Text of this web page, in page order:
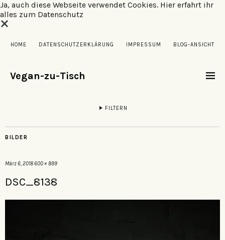
Ja, auch diese Webseite verwendet Cookies. Hier erfahrt ihr
alles zum Datenschutz
HOME DATENSCHUTZERKLÄRUNG IMPRESSUM BLOG-ANSICHT
Vegan-zu-Tisch
FILTERN
BILDER
März 6, 2018600 × 899
DSC_8138